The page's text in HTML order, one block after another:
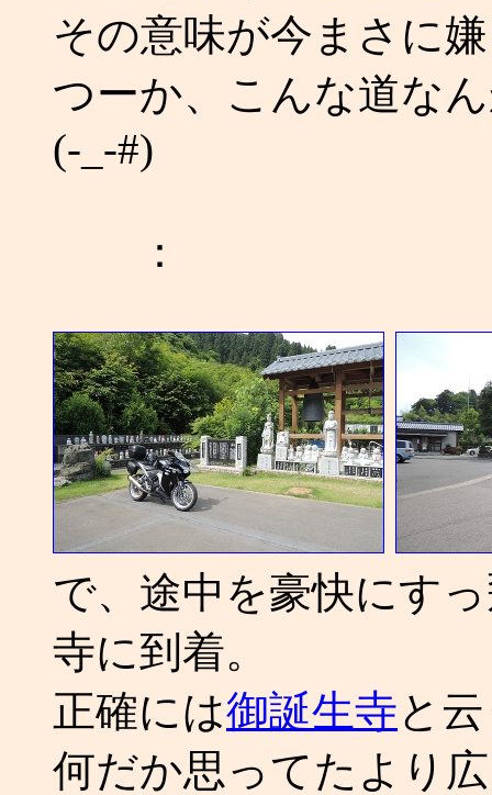
その意味が今まさに
つーか、こんな道な
(-_-#)
：
で、途中を豪快にす
寺に到着。
正確には御誕生寺と
何だか思ってたより